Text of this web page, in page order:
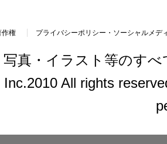
作権 プライバシーポリシー・ソーシャルメデ
写真・イラスト等のす
All rights